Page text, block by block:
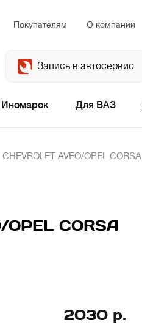
Покупателям О компании
Запись в автосервис
Для ВАЗ
AVEO/OPEL CORSA
CORSA
2030 р.